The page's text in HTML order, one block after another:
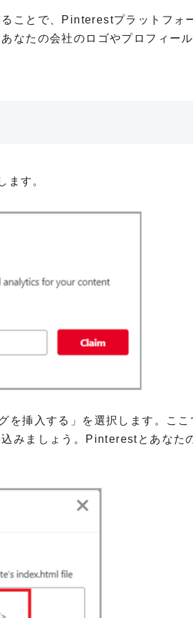
ことで、Pinterestプラットフォ
なたの会社のロゴやプロフィー
ます。
を挿入する」を選択します。ここ
みましょう。Pinterestとあなた